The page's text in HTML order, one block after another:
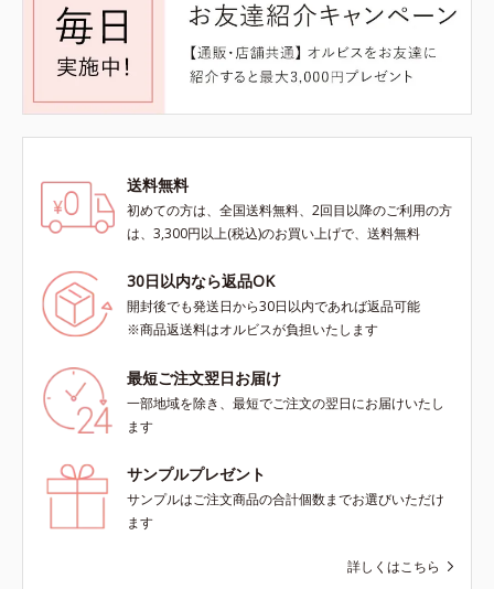
送料無料
初めての方は、全国送料無料、2回目以降のご利用の方
は、3,300円以上(税込)のお買い上げで、送料無料
30日以内なら返品OK
開封後でも発送日から30日以内であれば返品可能
※商品返送料はオルビスが負担いたします
最短ご注文翌日お届け
一部地域を除き、最短でご注文の翌日にお届けいたし
ます
サンプルプレゼント
サンプルはご注文商品の合計個数までお選びいただけ
ます
詳しくはこちら